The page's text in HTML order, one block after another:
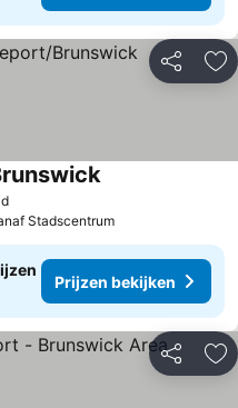
Delen
Stadscentrum
Prijzen bekijken
Delen